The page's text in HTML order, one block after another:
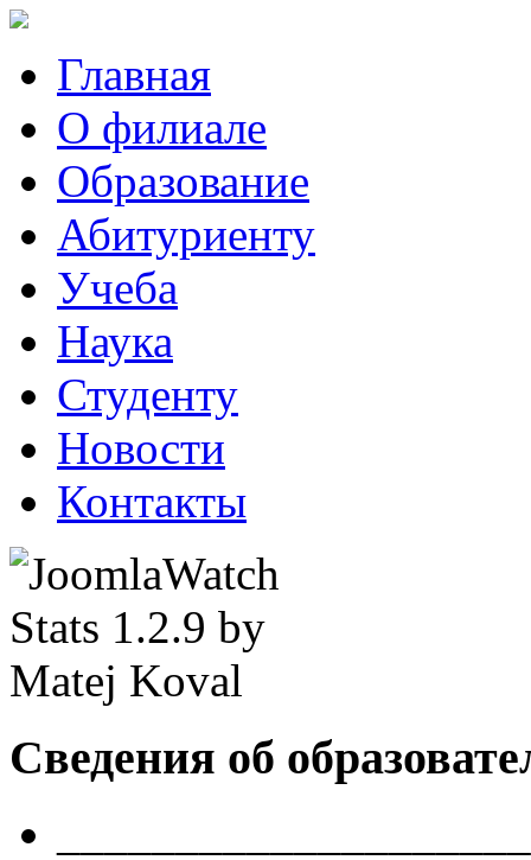
Главная
О филиале
Образование
Абитуриенту
Учеба
Наука
Студенту
Новости
Контакты
Сведения об